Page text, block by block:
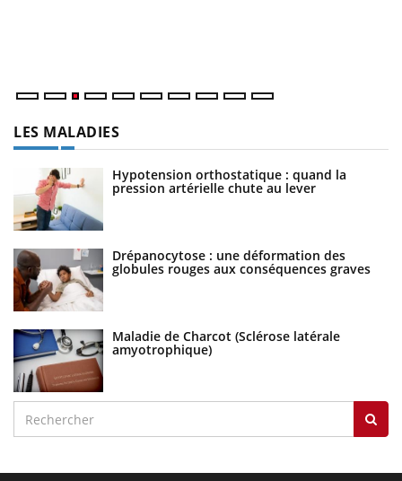
LES MALADIES
Hypotension orthostatique : quand la
pression artérielle chute au lever
Drépanocytose : une déformation des
globules rouges aux conséquences graves
Maladie de Charcot (Sclérose latérale
amyotrophique)